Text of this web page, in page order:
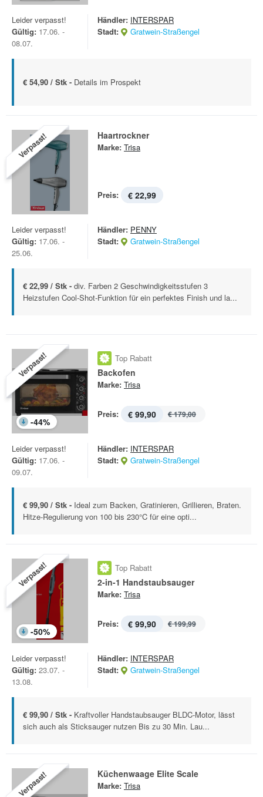
Leider verpasst!
Gültig: 17.06. -
08.07.
Händler: INTERSPAR
Stadt:
Gratwein-Straßengel
€ 54,90 / Stk - Details im Prospekt
Verpasst! Haartrockner
Marke: Trisa
Preis: € 22,99
Leider verpasst!
Gültig: 17.06. -
25.06.
Händler: PENNY
Stadt:
Gratwein-Straßengel
€ 22,99 / Stk - div. Farben 2 Geschwindigkeitsstufen 3
Heizstufen Cool-Shot-Funktion für ein perfektes Finish und la...
Verpasst!
-44%
Top Rabatt
Backofen
Marke: Trisa
Preis: € 99,90 € 179,00
Leider verpasst!
Gültig: 17.06. -
09.07.
Händler: INTERSPAR
Stadt:
Gratwein-Straßengel
€ 99,90 / Stk - Ideal zum Backen, Gratinieren, Grillieren, Braten.
Hitze-Regulierung von 100 bis 230°C für eine opti...
Verpasst!
-50%
Top Rabatt
2-in-1 Handstaubsauger
Marke: Trisa
Preis: € 99,90 € 199,99
Leider verpasst!
Gültig: 23.07. -
13.08.
Händler: INTERSPAR
Stadt:
Gratwein-Straßengel
€ 99,90 / Stk - Kraftvoller Handstaubsauger BLDC-Motor, lässt
sich auch als Sticksauger nutzen Bis zu 30 Min. Lau...
Verpasst! Küchenwaage Elite Scale
Marke: Trisa